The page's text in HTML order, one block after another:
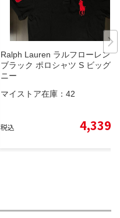
Ralph Lauren ラルフローレン
ブラック ポロシャツ S ビッグポ
ニー
マイストア在庫： 42
税込 4,339